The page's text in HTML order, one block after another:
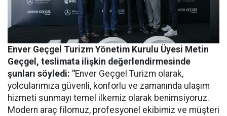
Enver Geçgel Turizm Yönetim Kurulu Üyesi Metin
Geçgel , teslimata ilişkin değerlendirmesinde
şunları söyledi: "Enver Geçgel Turizm olarak,
yolcularımıza güvenli, konforlu ve zamanında ulaşım
hizmeti sunmayı temel ilkemiz olarak benimsiyoruz.
Modern araç filomuz, profesyonel ekibimiz ve müşteri